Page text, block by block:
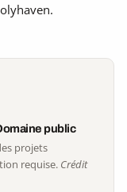
public
projets
requise. Crédit